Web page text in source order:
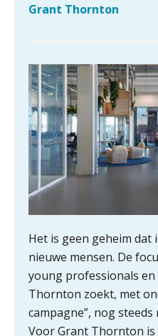
Grant Thornton
Het is geen geheim
nieuwe mensen. De
young professionals
Thornton zoekt, met
campagne”, nog
Voor Grant Thornton
bij
ICT